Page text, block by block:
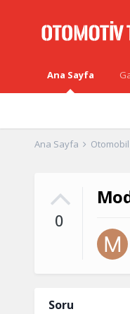
Ana Sayfa
Ana Sayfa
0
Soru